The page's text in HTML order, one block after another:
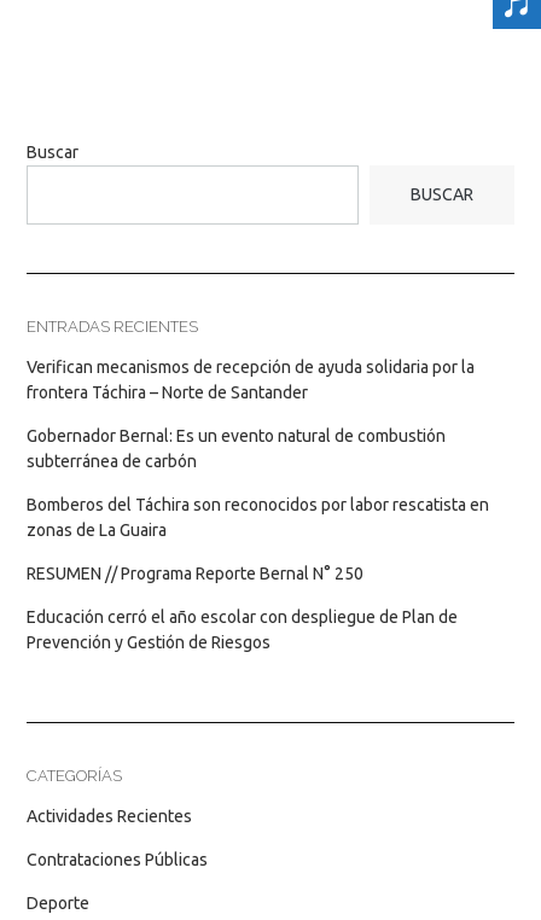
Buscar
BUSCAR
ENTRADAS RECIENTES
Verifican mecanismos de recepción de ayuda solidaria por la
frontera Táchira – Norte de Santander
Gobernador Bernal: Es un evento natural de combustión
subterránea de carbón
Bomberos del Táchira son reconocidos por labor rescatista en
zonas de La Guaira
RESUMEN // Programa Reporte Bernal N° 250
Educación cerró el año escolar con despliegue de Plan de
Prevención y Gestión de Riesgos
CATEGORÍAS
Actividades Recientes
Contrataciones Públicas
Deporte